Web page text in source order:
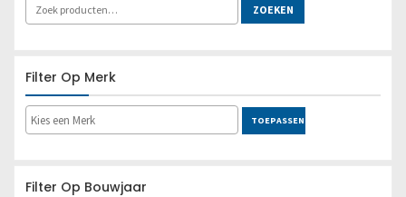
ZOEKEN
Filter Op Merk
TOEPASSEN
Filter Op Bouwjaar